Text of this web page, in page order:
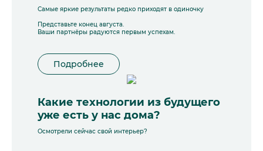
Самые яркие результаты редко приходят в одиночку
Представьте конец августа.
Ваши партнёры радуются первым успехам.
Подробнее
Какие технологии из будущего
уже есть у нас дома?
Осмотрели сейчас свой интерьер?